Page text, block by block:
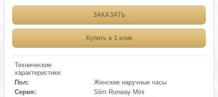
ЗАКАЗАТЬ
Купить в 1 клик
Технические
характеристики:
Пол:
Женские наручные часы
Серия:
Slim Runway Mini